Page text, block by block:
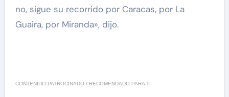
no, sigue su recorrido por Caracas, por La
Guaira, por Miranda», dijo.
CONTENIDO PATROCINADO / RECOMENDADO PARA TI